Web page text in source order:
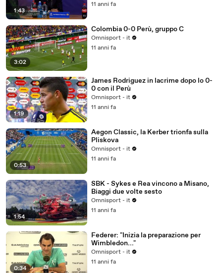
1:43
11 anni fa
3:02
Colombia 0-0 Perù, gruppo C
Omnisport - it
11 anni fa
1:19
James Rodriguez in lacrime dopo lo 0-
0 con il Perù
Omnisport - it
11 anni fa
0:53
Aegon Classic, la Kerber trionfa sulla
Pliskova
Omnisport - it
11 anni fa
1:54
SBK - Sykes e Rea vincono a Misano,
Biaggi due volte sesto
Omnisport - it
11 anni fa
0:34
Federer: "Inizia la preparazione per
Wimbledon..."
Omnisport - it
11 anni fa